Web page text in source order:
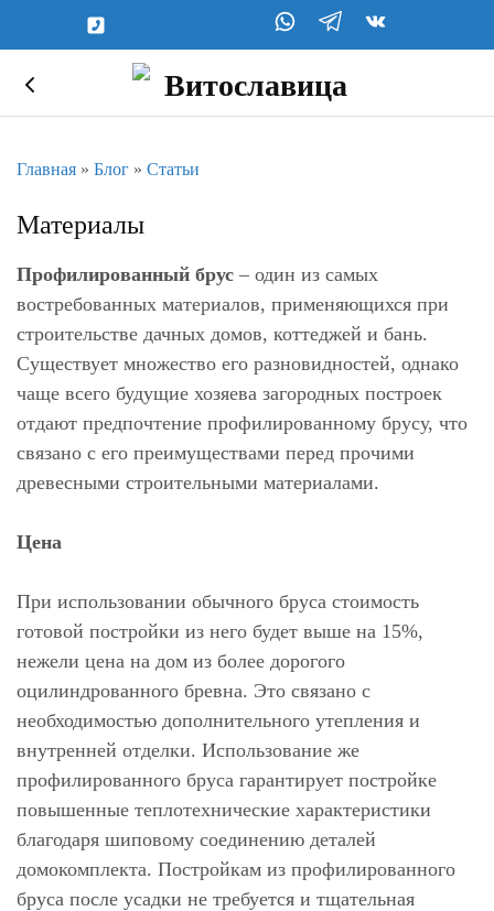
Главная » Блог » Статьи
Материалы
Профилированный брус – один из самых
востребованных материалов, применяющихся при
строительстве дачных домов, коттеджей и бань.
Существует множество его разновидностей, однако
чаще всего будущие хозяева загородных построек
отдают предпочтение профилированному брусу, что
связано с его преимуществами перед прочими
древесными строительными материалами.
Цена
При использовании обычного бруса стоимость
готовой постройки из него будет выше на 15%,
нежели цена на дом из более дорогого
оцилиндрованного бревна. Это связано с
необходимостью дополнительного утепления и
внутренней отделки. Использование же
профилированного бруса гарантирует постройке
повышенные теплотехнические характеристики
благодаря шиповому соединению деталей
домокомплекта. Постройкам из профилированного
бруса после усадки не требуется и тщательная